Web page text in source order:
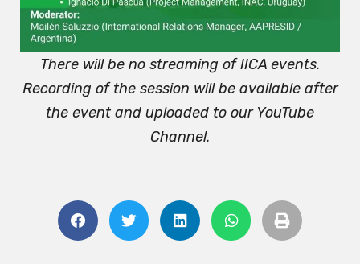
There will be no streaming of IICA events.
Recording of the session will be available after
the event and uploaded to our YouTube
Channel.